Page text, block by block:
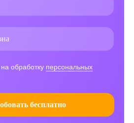
обработку персональных
бесплатно